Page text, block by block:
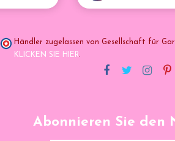
Händler zugelassen von Gesellschaft für
KLICKEN SIE HIER.
Abonnieren Sie den